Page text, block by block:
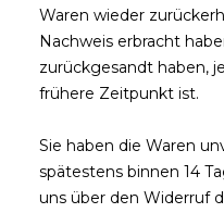
Waren wieder
Nachweis erbracht
zurückgesandt haben,
frühere Zeitpunkt ist.
Sie haben die Waren
spätestens binnen 14
uns über den Widerruf